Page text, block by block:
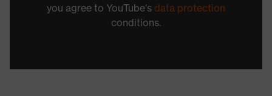
you agree to YouTube's data protection
conditions.